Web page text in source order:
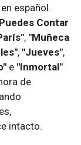
español.
Contar
, "Muñeca
, "Jueves",
e "Inmortal"
de
intacto.